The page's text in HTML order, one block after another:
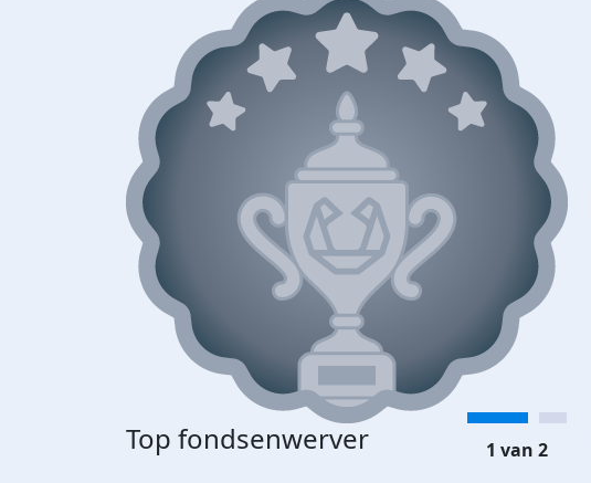
Top fondsenwerver 1 van 2